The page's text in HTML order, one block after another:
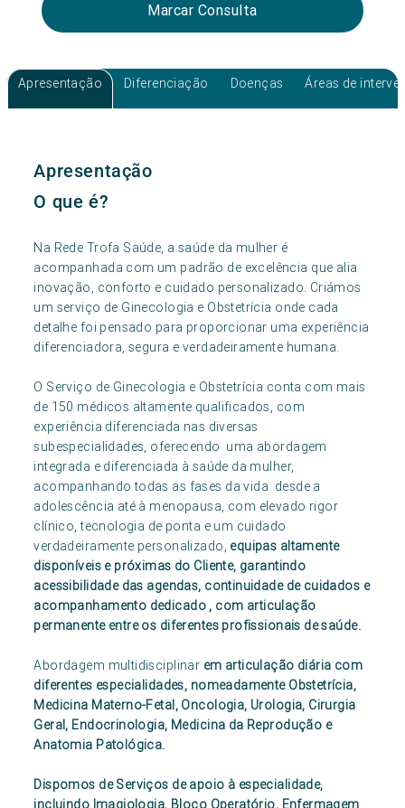
Marcar Consulta
Apresentação Diferenciação Doenças Áreas de
Apresentação
O que é?
Na Rede Trofa Saúde, a saúde da mulher é
acompanhada com um padrão de excelência que alia
inovação, conforto e cuidado personalizado. Criámos
um serviço de Ginecologia e Obstetrícia onde cada
detalhe foi pensado para proporcionar uma experiência
diferenciadora, segura e verdadeiramente humana.
O Serviço de Ginecologia e Obstetrícia conta com mais
de 150 médicos altamente qualificados, com
experiência diferenciada nas diversas
subespecialidades, oferecendo uma abordagem
integrada e diferenciada à saúde da mulher,
acompanhando todas as fases da vida desde a
adolescência até à menopausa, com elevado rigor
clínico, tecnologia de ponta e um cuidado
verdadeiramente personalizado, equipas altamente
disponíveis e próximas do Cliente, garantindo
acessibilidade das agendas, continuidade de cuidados e
acompanhamento dedicado , com articulação
permanente entre os diferentes profissionais de saúde.
Abordagem multidisciplinar em articulação diária com
diferentes especialidades, nomeadamente Obstetrícia,
Medicina Materno-Fetal, Oncologia, Urologia, Cirurgia
Geral, Endocrinologia, Medicina da Reprodução e
Anatomia Patológica.
Dispomos de Serviços de apoio à especialidade,
incluindo Imagiologia, Bloco Operatório, Enfermagem